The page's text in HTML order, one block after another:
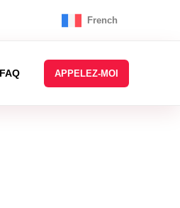
French
FAQ APPELEZ-MOI